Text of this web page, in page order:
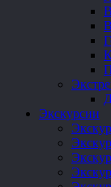
Экскурсии